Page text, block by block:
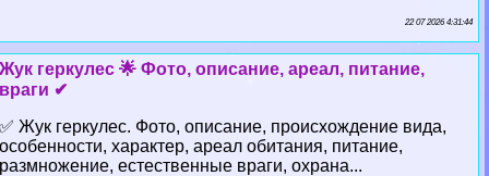
22 07 2026 4:31:44
Жук геркулес 🌟 Фото, описание, ареал, питание,
враги ✔
✅ Жук геркулес. Фото, описание, происхождение вида,
особенности, хаpaктер, ареал обитания, питание,
размножение, естественные враги, охрана...